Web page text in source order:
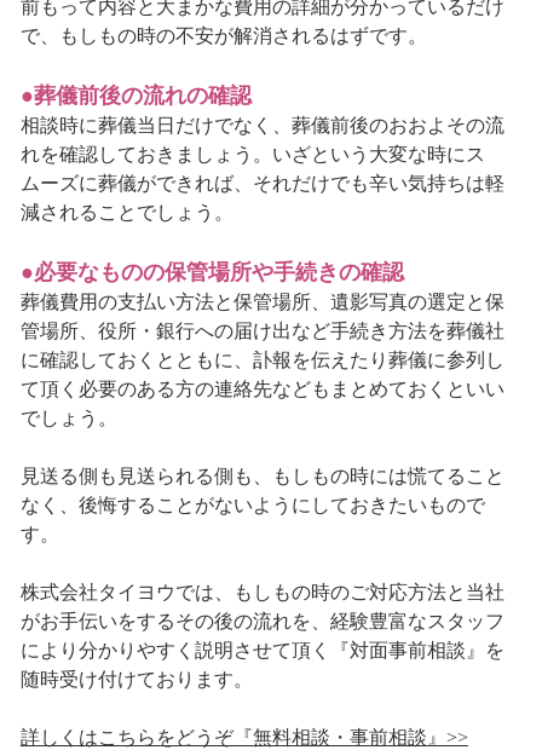
前もって内容と大まかな費用の詳細が分かっているだけ
で、もしもの時の不安が解消されるはずです。
●葬儀前後の流れの確認
相談時に葬儀当日だけでなく、葬儀前後のおおよその流
れを確認しておきましょう。いざという大変な時にス
ムーズに葬儀ができれば、それだけでも辛い気持ちは軽
減されることでしょう。
●必要なものの保管場所や手続きの確認
葬儀費用の支払い方法と保管場所、遺影写真の選定と保
管場所、役所・銀行への届け出など手続き方法を葬儀社
に確認しておくとともに、訃報を伝えたり葬儀に参列し
て頂く必要のある方の連絡先などもまとめておくといい
でしょう。
見送る側も見送られる側も、もしもの時には慌てること
なく、後悔することがないようにしておきたいもので
す。
株式会社タイヨウでは、もしもの時のご対応方法と当社
がお手伝いをするその後の流れを、経験豊富なスタッフ
により分かりやすく説明させて頂く『対面事前相談』を
随時受け付けております。
詳しくはこちらをどうぞ『無料相談・事前相談』>>